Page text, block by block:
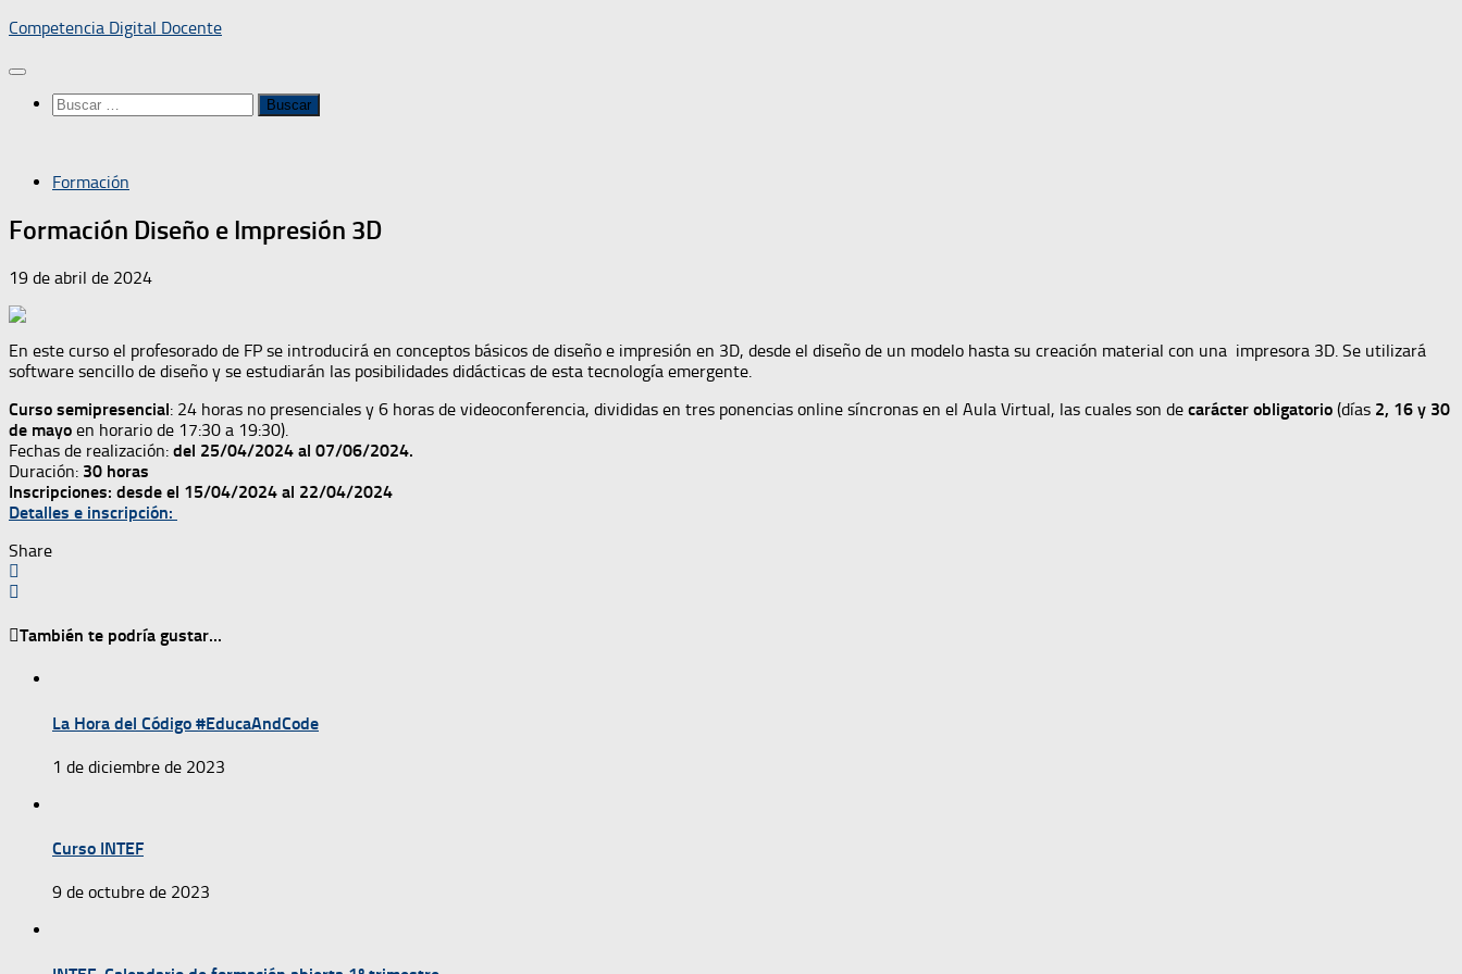
Saltar
contenido
Competencia Digital Docente
Buscar:
Formación
Formación Diseño e Impresión 3D
19 de abril de 2024
En este curso el profesorado de FP se introducirá en conceptos básicos de diseño e impresión en 3D, desde el diseño de un modelo hasta su creación material con una impresora 3D. Se utilizará
software sencillo de diseño y se estudiarán las posibilidades didácticas de esta tecnología emergente.
Curso semipresencial: 24 horas no presenciales y 6 horas de videoconferencia, divididas en tres ponencias online síncronas en el Aula Virtual, las cuales son de carácter obligatorio (días 2, 16 y 30
de mayo en horario de 17:30 a 19:30).
Fechas de realización: del 25/04/2024 al 07/06/2024.
Duración: 30 horas
Inscripciones: desde el 15/04/2024 al 22/04/2024
Detalles e inscripción:
Share
También te podría gustar...
La Hora del Código #EducaAndCode
1 de diciembre de 2023
Curso INTEF
9 de octubre de 2023